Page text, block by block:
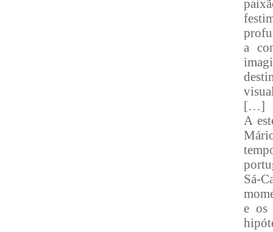
a
[…]
A
Sá-
e os